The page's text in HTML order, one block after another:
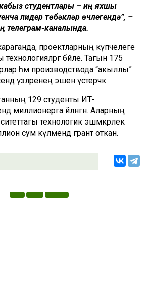
студентлары – иң яхшы
лидер төбәкләр өчлегендә”, –
телеграм-каналында.
проектларның күпчелеге
бәйле. Тагын 175
һәм производствода “акыллы”
үзләренең эшен үстерәчәк.
129 студенты ИТ-
миллионерга әйләнгән. Аларның
технологик эшмәкәрлек
сум күләмендә грант откан.